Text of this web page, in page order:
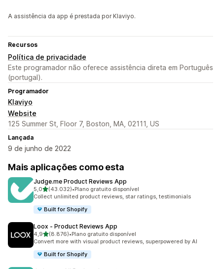
A assistência da app é prestada por Klaviyo.
Recursos
Política de privacidade
Este programador não oferece assistência direta em Português
(portugal).
Programador
Klaviyo
Website
125 Summer St, Floor 7, Boston, MA, 02111, US
Lançada
9 de junho de 2022
Mais aplicações como esta
Judge.me Product Reviews App
5,0de 5 estrelas
(43.032)
43032 total de avaliações
•Plano gratuito disponível
Collect unlimited product reviews, star ratings, testimonials
Built for Shopify
Loox ‑ Product Reviews App
4,9de 5 estrelas
(8.876)
8876 total de avaliações
•Plano gratuito disponível
Convert more with visual product reviews, superpowered by AI
Built for Shopify